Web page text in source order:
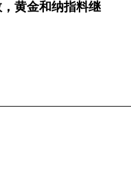
黄金和纳指料继